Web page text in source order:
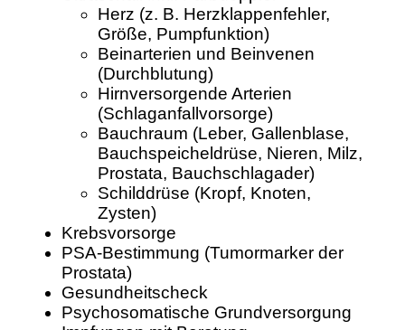
Herz (z. B. Herzklappenfehler,
Größe, Pumpfunktion)
Beinarterien und Beinvenen
(Durchblutung)
Hirnversorgende Arterien
(Schlaganfallvorsorge)
Bauchraum (Leber, Gallenblase,
Bauchspeicheldrüse, Nieren, Milz,
Prostata, Bauchschlagader)
Schilddrüse (Kropf, Knoten,
Zysten)
Krebsvorsorge
PSA-Bestimmung (Tumormarker der
Prostata)
Gesundheitscheck
Psychosomatische Grundversorgung